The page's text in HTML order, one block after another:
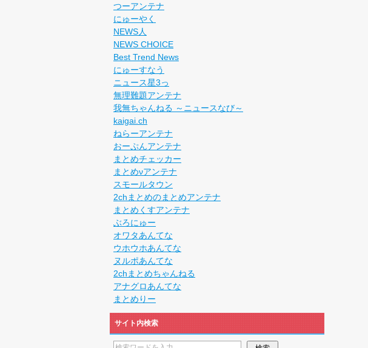
つーアンテナ
にゅーやく
NEWS人
NEWS CHOICE
Best Trend News
にゅーすなう
ニュース星3っ
無理難題アンテナ
我無ちゃんねる ～ニュースなび～
kaigai.ch
ねらーアンテナ
おーぷんアンテナ
まとめチェッカー
まとめνアンテナ
スモールタウン
2chまとめのまとめアンテナ
まとめくすアンテナ
ぶろにゅー
オワタあんてな
ウホウホあんてな
ヌルポあんてな
2chまとめちゃんねる
アナグロあんてな
まとめりー
サイト内検索